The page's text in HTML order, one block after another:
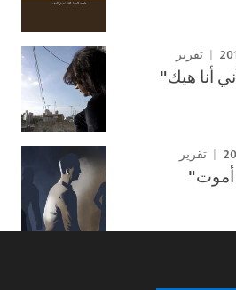
تقرير
أنا هيك"
تقرير
أموت"